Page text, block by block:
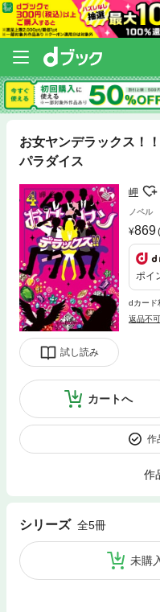
お女ヤンデラックス
パラダイス
試し読み
岬
ノベル
869
ポイ
dカード
返品不可
カートへ
作
作
シリーズ 全5冊
未購